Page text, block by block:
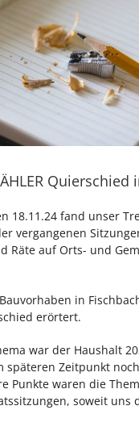
18.11.24 fand unser
vergangenen
Räte auf Orts- und
in
erörtert.
war der Haushalt
späteren Zeitpunkt
Punkte waren die
soweit uns